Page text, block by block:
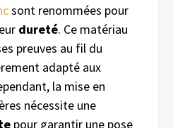
sont renommées pour
dureté. Ce matériau
preuves au fil du
adapté aux
la mise en
nécessite une
pour garantir une pose